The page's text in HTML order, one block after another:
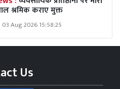
श्रमिक कराए मुक्त
03 Aug 2026 15:58:25
Us